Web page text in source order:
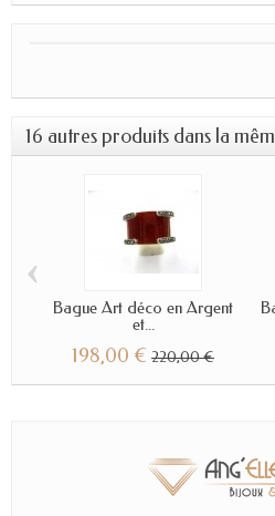
16 autres produits dans la
Bague Art déco en Argent
et...
198,00 € 220,00 €
‹